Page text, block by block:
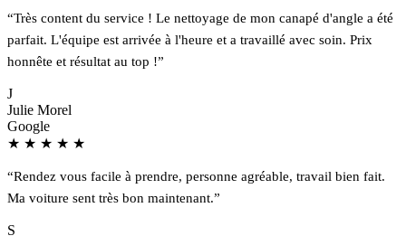
“Très content du service ! Le nettoyage de mon canapé d'angle a été
parfait. L'équipe est arrivée à l'heure et a travaillé avec soin. Prix
honnête et résultat au top !”
J
Julie Morel
Google
★ ★ ★ ★ ★
“Rendez vous facile à prendre, personne agréable, travail bien fait.
Ma voiture sent très bon maintenant.”
S